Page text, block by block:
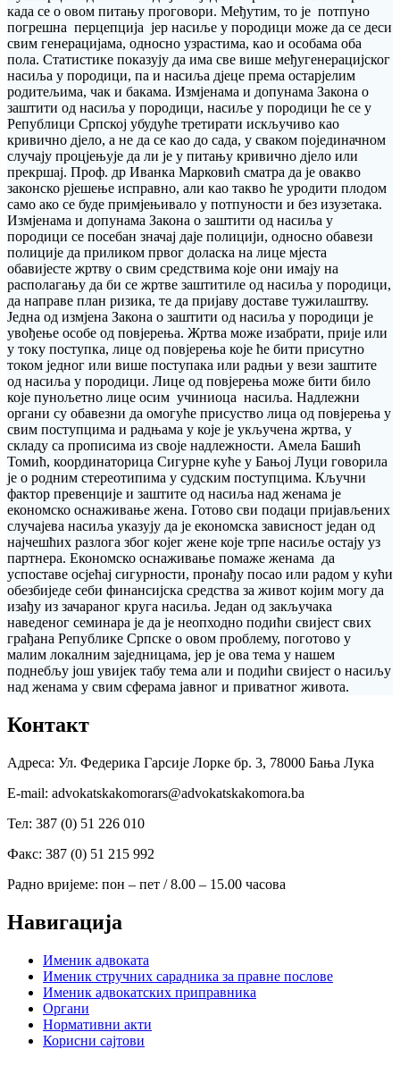
када се о овом питању проговори. Међутим, то је потпуно
погрешна перцепција јер насиље у породици може да се деси
свим генерацијама, односно узрастима, као и особама оба
пола. Статистике показују да има све више међугенерацијског
насиља у породици, па и насиља дјеце према остарјелим
родитељима, чак и бакама. Измјенама и допунама Закона о
заштити од насиља у породици, насиље у породици ће се у
Републици Српској убудуће третирати искључиво као
кривично дјело, а не да се као до сада, у сваком појединачном
случају процјењује да ли је у питању кривично дјело или
прекршај. Проф. др Иванка Марковић сматра да је овакво
законско рјешење исправно, али као такво ће уродити плодом
само ако се буде примјењивало у потпуности и без изузетака.
Измјенама и допунама Закона о заштити од насиља у
породици се посебан значај даје полицији, односно обавези
полиције да приликом првог доласка на лице мјеста
обавијесте жртву о свим средствима које они имају на
располагању да би се жртве заштитиле од насиља у породици,
да направе план ризика, те да пријаву доставе тужилаштву.
Једна од измјена Закона о заштити од насиља у породици је
увођење особе од повјерења. Жртва може изабрати, прије или
у току поступка, лице од повјерења које ће бити присутно
током једног или више поступака или радњи у вези заштите
од насиља у породици. Лице од повјерења може бити било
које пунољетно лице осим учиниоца насиља. Надлежни
органи су обавезни да омогуће присуство лица од повјерења у
свим поступцима и радњама у које је укључена жртва, у
складу са прописима из своје надлежности. Амела Башић
Томић, координаторица Сигурне куће у Бањој Луци говорила
је о родним стереотипима у судским поступцима. Кључни
фактор превенције и заштите од насиља над женама је
економско оснаживање жена. Готово сви подаци пријављених
случајева насиља указују да је економска зависност један од
најчешћих разлога због којег жене које трпе насиље остају уз
партнера. Економско оснаживање помаже женама да
успоставе осјећај сигурности, пронађу посао или радом у кући
обезбиједе себи финансијска средства за живот којим могу да
изађу из зачараног круга насиља. Један од закључака
наведеног семинара је да је неопходно подићи свијест свих
грађана Републике Српске о овом проблему, поготово у
малим локалним заједницама, јер је ова тема у нашем
поднебљу још увијек табу тема али и подићи свијест о насиљу
над женама у свим сферама јавног и приватног живота.
Контакт
Адреса: Ул. Федерика Гарсије Лорке бр. 3, 78000 Бања Лука
Е-mail: advokatskakomorars@advokatskakomora.ba
Тел: 387 (0) 51 226 010
Факс: 387 (0) 51 215 992
Радно вријеме: пон – пет / 8.00 – 15.00 часова
Навигација
Именик адвоката
Именик стручних сарадника за правне послове
Именик адвокатских приправника
Органи
Нормативни акти
Корисни сајтови